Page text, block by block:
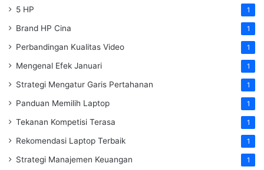
5 HP 1
Brand HP Cina 1
Perbandingan Kualitas Video 1
Mengenal Efek Januari 1
Strategi Mengatur Garis Pertahanan 1
Panduan Memilih Laptop 1
Tekanan Kompetisi Terasa 1
Rekomendasi Laptop Terbaik 1
Strategi Manajemen Keuangan 1